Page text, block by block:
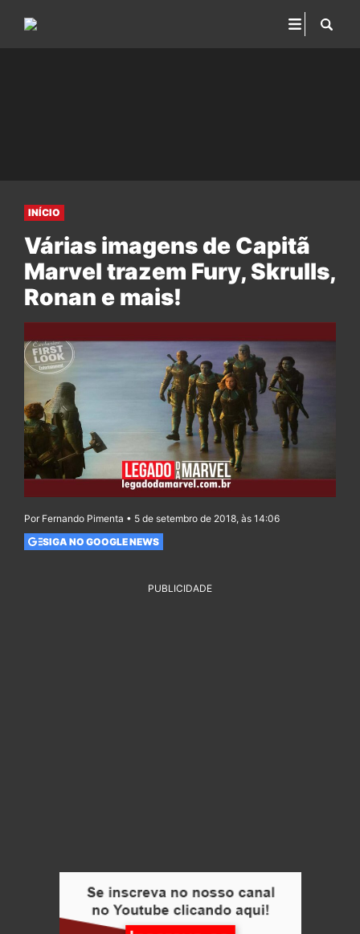
INÍCIO
Várias imagens de Capitã
Marvel trazem Fury, Skrulls,
Ronan e mais!
Por Fernando Pimenta • 5 de setembro de 2018, às 14:06
SIGA NO GOOGLE NEWS
PUBLICIDADE